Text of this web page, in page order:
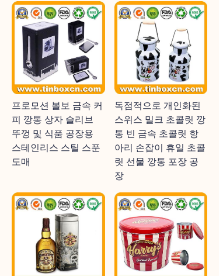
프로모션 볼보 금속 커
피 깡통 상자 슬리브
뚜껑 및 식품 공장용
스테인리스 스틸 스푼
도매
독점적으로 개인화된
스위스 밀크 초콜릿 깡
통 빈 금속 초콜릿 항
아리 손잡이 휴일 초콜
릿 선물 깡통 포장 공
장